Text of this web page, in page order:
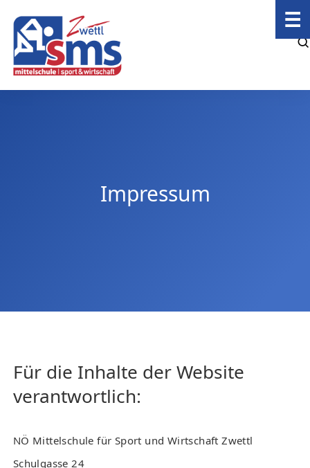
☰
Impressum
Für die Inhalte der Website
verantwortlich:
NÖ Mittelschule für Sport und Wirtschaft Zwettl
Schulgasse 24